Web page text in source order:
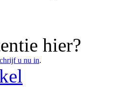
hier?
u nu in.